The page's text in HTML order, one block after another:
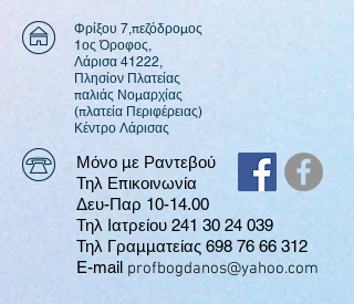
Φρίξου 7,πεζόδρομος
1ος Όροφος,
Λάρισα 41222,
Πλησίον Πλατείας
παλιάς Νομαρχίας
(πλατεία Περιφέρειας)
​Κέντρο Λάρισας
Μόνο με Ραντεβού
Τηλ Επικοινωνία
Δευ-Παρ 10-14.00
Τηλ Ιατρείου 241 30 24 039
Τηλ Γραμματείας 698 76 66 312
E-mail profbogdanos@yahoo.com